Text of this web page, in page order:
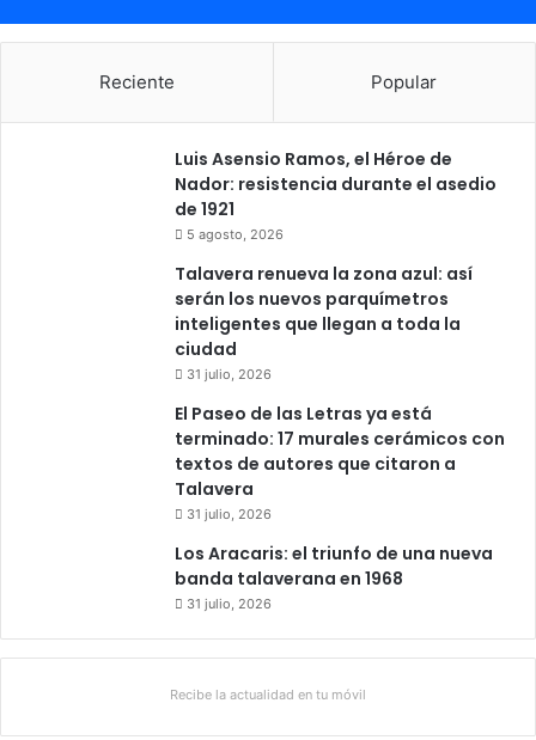
Reciente Popular
Luis Asensio Ramos, el Héroe de
Nador: resistencia durante el asedio
de 1921
5 agosto, 2026
Talavera renueva la zona azul: así
serán los nuevos parquímetros
inteligentes que llegan a toda la
ciudad
31 julio, 2026
El Paseo de las Letras ya está
terminado: 17 murales cerámicos con
textos de autores que citaron a
Talavera
31 julio, 2026
Los Aracaris: el triunfo de una nueva
banda talaverana en 1968
31 julio, 2026
Recibe la actualidad en tu móvil